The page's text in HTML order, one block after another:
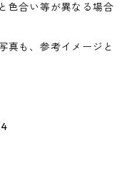
色合い等が異なる場合
真も、参考イメージと